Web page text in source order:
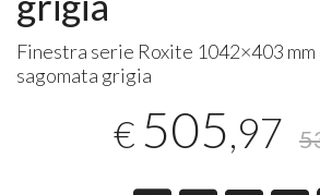
Finestra serie Roxite 1042×403
sagomata grigia
€ 505,97